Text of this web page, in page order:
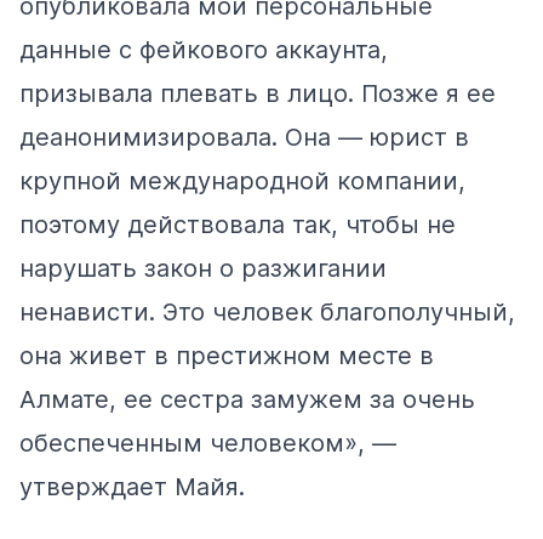
опубликовала мои персональные
данные с фейкового аккаунта,
призывала плевать в лицо. Позже я ее
деанонимизировала. Она — юрист в
крупной международной компании,
поэтому действовала так, чтобы не
нарушать закон о разжигании
ненависти. Это человек благополучный,
она живет в престижном месте в
Алмате, ее сестра замужем за очень
обеспеченным человеком», —
утверждает Майя.